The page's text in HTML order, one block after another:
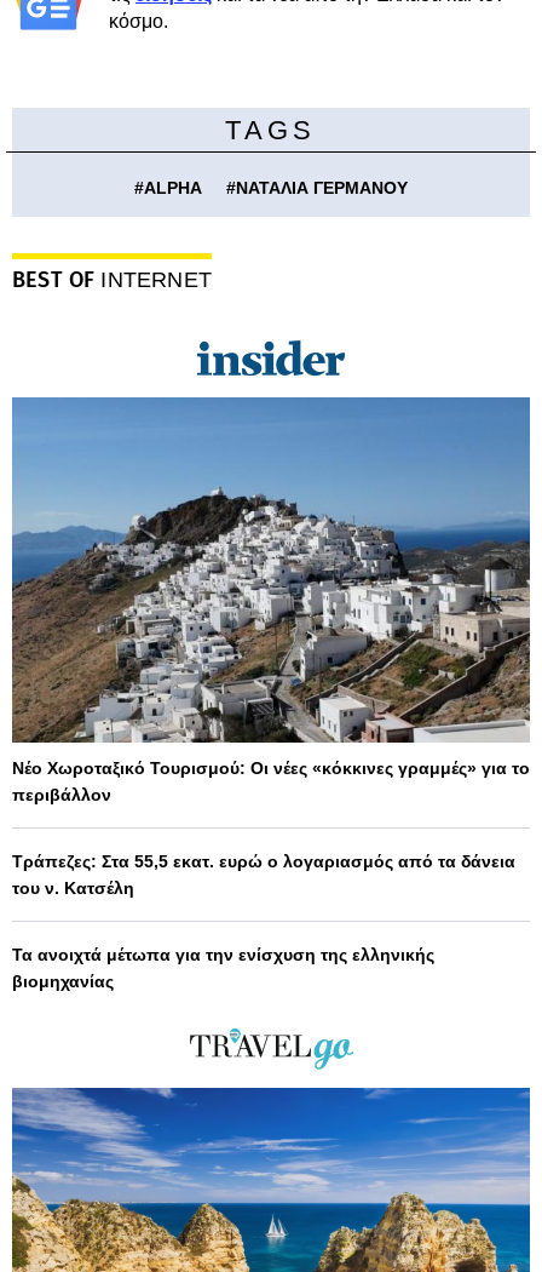
κόσμο.
TAGS
#ALPHA #ΝΑΤΑΛΙΑ ΓΕΡΜΑΝΟΥ
BEST OF INTERNET
Νέο Χωροταξικό Τουρισμού: Οι νέες «κόκκινες γραμμές» για το
περιβάλλον
Τράπεζες: Στα 55,5 εκατ. ευρώ ο λογαριασμός από τα δάνεια
του ν. Κατσέλη
Τα ανοιχτά μέτωπα για την ενίσχυση της ελληνικής
βιομηχανίας